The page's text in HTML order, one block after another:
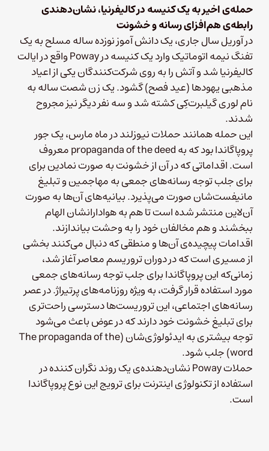
حمله‌ی اخیر به یک کنیسه در کالیفرنیا،نشان‌دهند‌ی
رابطه‌ی هم‌افزای رسانه و خشونت
در آوریل سال جاری، یک دانش آموز نوزده ساله مسلح به یک
تفنگ نیمه اتوماتیک وارد یک کنیسه در Poway واقع در ایالت
کالیفرنیا شد و آتش را به روی شرکت‌کنندگان یکی از اعیاد
مذهبی یهودها (عید فصح) گشود. یک زن شصت ساله به
نام لوری گیلبرت‌کِی کشته شد و سه نفر دیگر نیز مجروح
شدند.
این حمله همانند حملات نیوزلند در ماه مارس، یک جور
پروپاگاندا بود که به propaganda of the deed معروف
است. اقداماتی که در آن از خشونت به صورت نمادین برای
برای جلب توجه رسانه‌های جمعی به مهاجمین و تبلیغ
مانیفست‌شان صورت می‌پذیرد. بیانیه‌های آن‌ها به صورت
آن‌لاین منتشر شده است تا هم به هوادارانشان الهام
ببخشند و هم مخالفان خود را به وحشت بیاندازند.
اقدامات پیچیده‌ی آن‌ها و منطقی که دنبال می‌کنند بخشی
از مسیری است که در دوران تروریسم معاصر آغاز شد،
زمانی‌که این پروپاگاندا برای جلب توجه رسانه‌های جمعی
مورد استفاده قرار گرفت، به ویژه روزنامه‌های پرتیراژ. در عصر
رسانه‌های اجتماعی، این تروریست‌ها دسترسی راحت‌تری
برای تبلیغ خشونت خود دارند که در عوض باعث می‌شود
توجه بیشتری به ایدئولوژی‌شان (The propaganda of the
word) جلب شود.
حملات Poway نشان‌دهنده‌ی یک روند نگران کننده در
استفاده از تکنولوژی اینترنت برای ترویج این نوع پروپاگاندا
است.